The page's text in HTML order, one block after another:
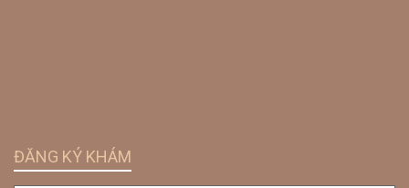
ĐĂNG KÝ KHÁM